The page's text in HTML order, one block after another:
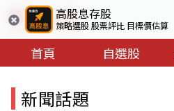
高股息存股
策略選股 股票評比 目標價估算
首頁 自選股
新聞話題